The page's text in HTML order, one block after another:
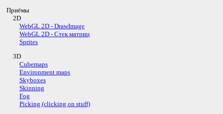
Приёмы
2D
WebGL 2D - DrawImage
WebGL 2D - Стек матриц
Sprites
3D
Cubemaps
Environment maps
Skyboxes
Skinning
Fog
Picking (clicking on stuff)